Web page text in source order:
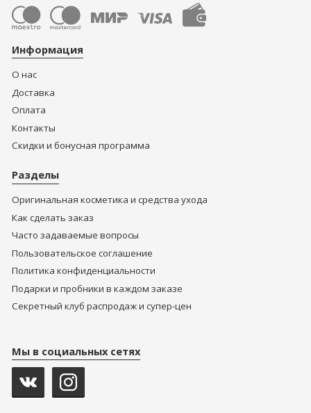
Информация
О нас
Доставка
Оплата
Контакты
Скидки и бонусная программа
Разделы
Оригинальная косметика и средства ухода
Как сделать заказ
Часто задаваемые вопросы
Пользовательское соглашение
Политика конфиденциальности
Подарки и пробники в каждом заказе
Секретный клуб распродаж и супер-цен
Мы в социальных сетях